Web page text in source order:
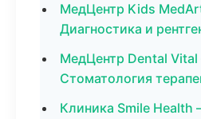
МедЦентр Kids
Диагностика и
МедЦентр Dental
Стоматология
Клиника Smile Health